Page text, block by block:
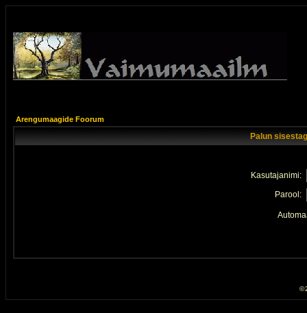
Arengumaagide Foorum
Palun
Kasutajanimi:
Parool:
©